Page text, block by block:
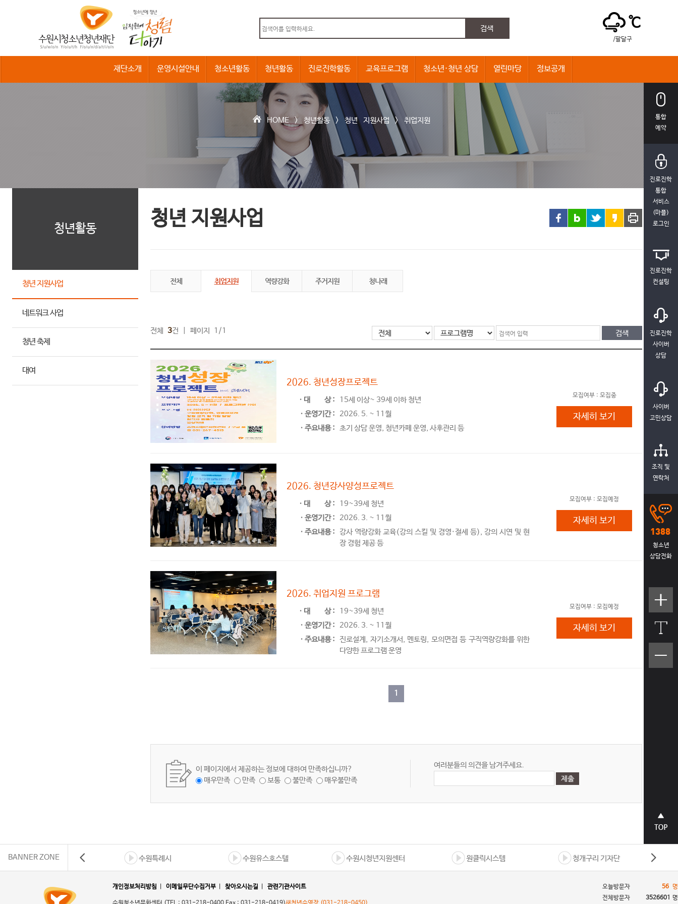
청
소
년
년
재
단
℃
/팔달구
재단소개 운영시설안내 청소년활동 청년활동 진로진학활동 교육프로그램 청소년·청년 상담 열린마당 정보공개
HOME >청년활동>청년 지원사업>취업지원
청년활동
청년 지원사업
네트워크 사업
청년 축제
대여
청년 지원사업
전체 취업지원 역량강화 주거지원 청나래
전체 3건 | 페이지 1/1
2026. 청년성장프로젝트
ㆍ대 상 :
15세 이상~ 39세 이하 청년
ㆍ운영기간 : 2026. 5. ~ 11월
ㆍ주요내용 : 초기 상담 운영, 청년카페 운영, 사후관리 등
모집여부 : 모집중
2026. 청년성장프로젝트
자세히 보기
2026. 청년강사양성프로젝트
ㆍ대 상 :
19~39세 청년
ㆍ운영기간 : 2026. 3. ~ 11월
ㆍ주요내용 : 강사 역량강화 교육(강의 스킬 및 경영·절세 등), 강의 시연 및 현
장 경험 제공 등
모집여부 : 모집예정
2026. 청년강사양성프로젝
자세히 보기
2026. 취업지원 프로그램
ㆍ대 상 :
19~39세 청년
ㆍ운영기간 : 2026. 3. ~ 11월
ㆍ주요내용 : 진로설계, 자기소개서, 멘토링, 모의면접 등 구직역량강화를 위한
다양한 프로그램 운영
모집여부 : 모집예정
2026. 취업지원 프로그램
자세히 보기
1
이 페이지에서 제공하는 정보에 대하여 만족하십니까?
매우만족
만족 보통 불만족 매우불만족
여러분들의 의견을 남겨주세요.
통합
예약
진로진학
통합
서비스
(마플)
로그인
진로진학
컨설팅
진로진학
사이버
상담
사이버
고민상담
조직 및
연락처
청소년
상담전화
텍스트
크기크
게
텍스트
크기작
상단으
로 바로
BANNER ZONE 수원특례시 수원유스호스텔 수원시청년지원센터 원클릭시스템 청개구리 기자단
개인정보처리방침 이메일무단수집거부 찾아오시는길 관련기관사이트 오늘방문자 56 명
전체방문자
3526601 명